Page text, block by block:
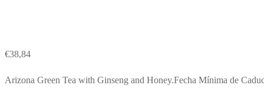
€38,84
Arizona Green Tea with Ginseng and Honey.Fecha Mínima de